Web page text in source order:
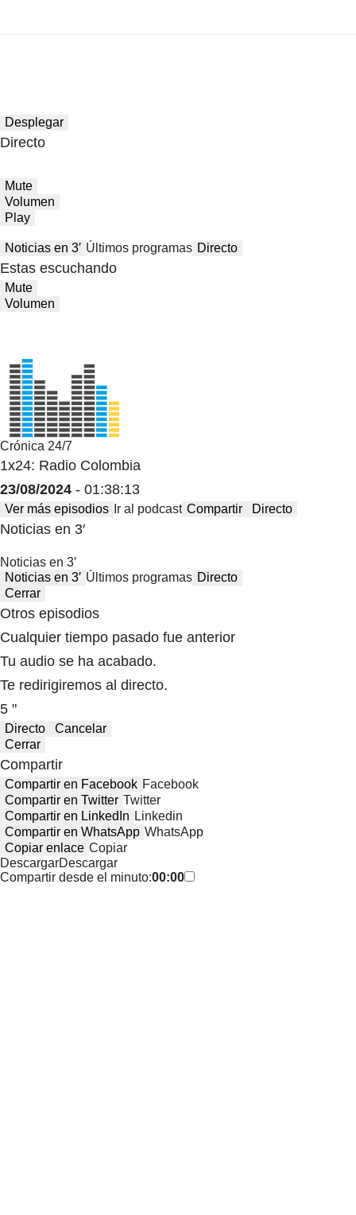
Desplegar
Directo
Mute
Volumen
Play
Noticias en 3′ Últimos programas Directo
Estas escuchando
Mute
Volumen
Crónica 24/7
1x24: Radio Colombia
23/08/2024 - 01:38:13
Ver más episodios Ir al podcast Compartir Directo
Noticias en 3′
Noticias en 3′
Noticias en 3′ Últimos programas Directo
Cerrar
Otros episodios
Cualquier tiempo pasado fue anterior
Tu audio se ha acabado.
Te redirigiremos al directo.
5 "
Directo
Cancelar
Cerrar
Compartir
Compartir en Facebook Facebook
Compartir en Twitter Twitter
Compartir en LinkedIn Linkedin
Compartir en WhatsApp WhatsApp
Copiar enlace Copiar
DescargarDescargar
Compartir desde el minuto:00:00